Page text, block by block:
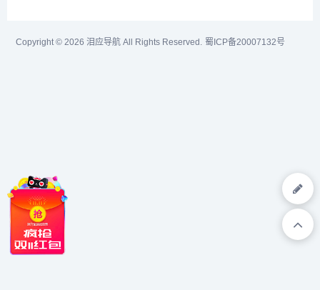
开始。...
Copyright © 2026 泪应导航 All Rights Reserved. 蜀ICP备20007132号